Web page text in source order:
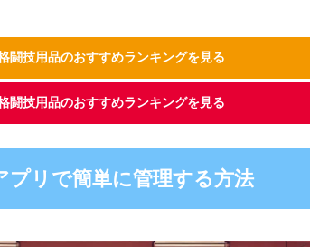
闘技用品のおすすめランキングを見る
闘技用品のおすすめランキングを見る
プリで簡単に管理する方法